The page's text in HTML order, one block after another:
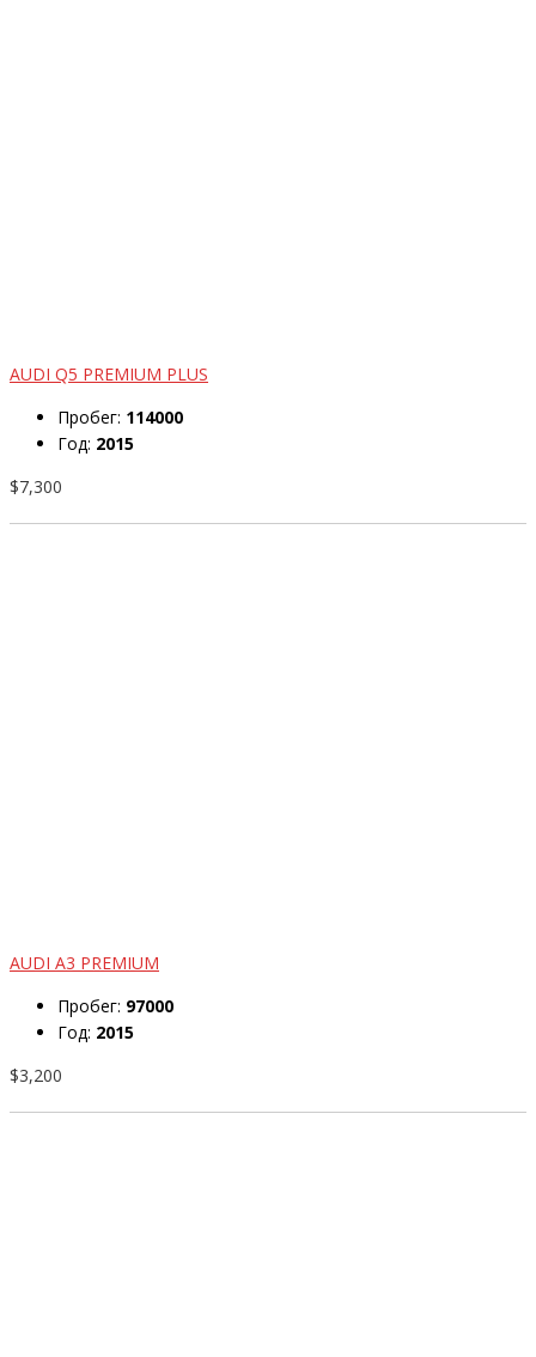
AUDI Q5 PREMIUM PLUS
Пробег: 114000
Год: 2015
$7,300
AUDI A3 PREMIUM
Пробег: 97000
Год: 2015
$3,200